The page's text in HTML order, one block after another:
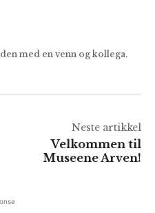
med en venn og kollega.
Neste artikkel
Velkommen til
Museene Arven!